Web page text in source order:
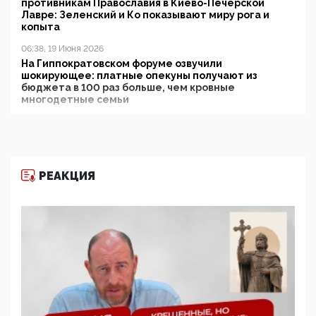
противникам Православия в Киево-Печерской
Лавре: Зеленский и Ко показывают миру рога и
копыта
06:38, 19 Июня 2026
На Гиппократовском форуме озвучили
шокирующее: платные опекуны получают из
бюджета в 100 раз больше, чем кровные
многодетные семьи
11:53, 09 Июня 2026
деятельность ИИТО ЮНЕСКО в России, но
цифроглобалисты продолжают определять
повестку в образовании
09:43, 01 Июня 2026
5G за счет здоровья граждан: Минцифры намерено
отобрать у регионов и муниципалитетов право
защищать жилые дома и социальные объекты от
РЕАКЦИЯ